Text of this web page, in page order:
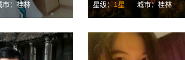
市：桂林
星级： 1星 城市：桂林